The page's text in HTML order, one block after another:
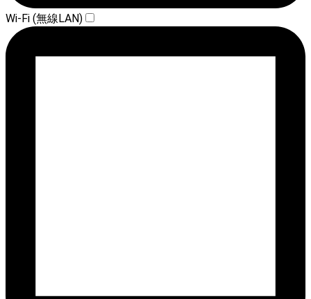
Wi-Fi (無線LAN)